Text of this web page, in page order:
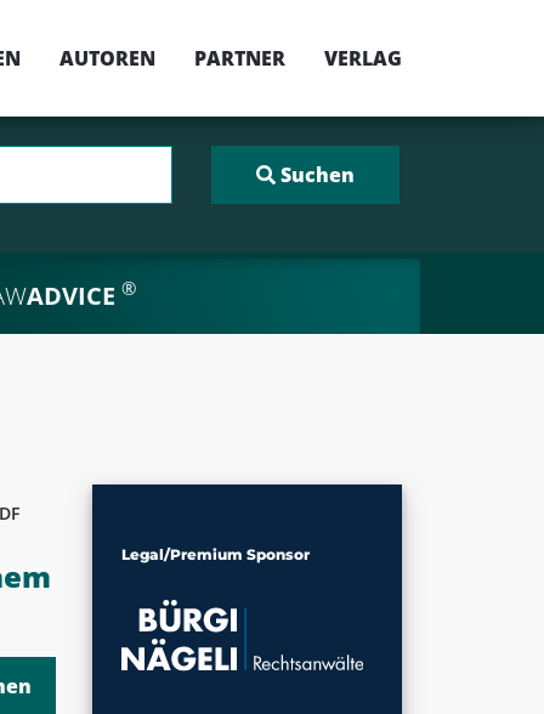
AUTOREN PARTNER VERLAG
ADVICE ®
Legal/Premium Sponsor